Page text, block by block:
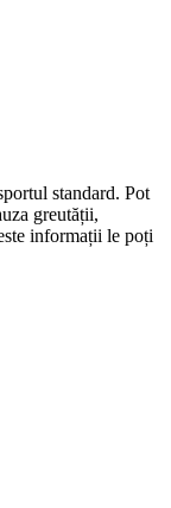
standard. Pot
greutății,
informații le poți